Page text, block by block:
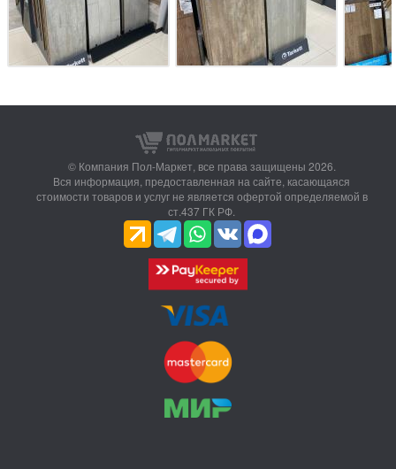
© Компания Пол-Маркет, все права защищены 2026.
Вся информация, предоставленная на сайте, касающаяся
стоимости товаров и услуг не является офертой определяемой в
ст.437 ГК РФ.